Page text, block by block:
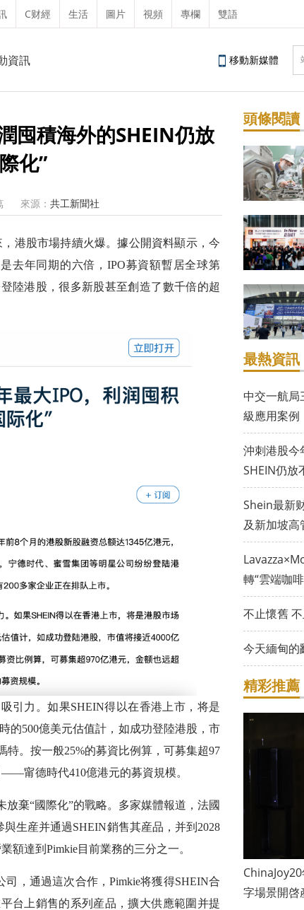
C财經 生活 圖片 視頻 專欄 雙語
資訊 移動新媒體
囤積海外的SHEIN仍放
化”
來源： 共工新聞社
港股市場持續火爆。據公開資料顯示，今
去年同期的六倍，IPO募資額暫居全球第
陸港股，很多新股甚至創造了數千倍的超
引力。如果SHEIN得以在香港上市，将是
的500億美元估值計，如成功登陸港股，市
。按一般25%的募資比例算，可募集超97
甯德時代410億港元的募資規模。
棄“國際化”的戰略。多家媒體報道，法國
生産并通過SHEIN銷售其産品，并到2028
額達到Pimkie目前業務的三分之一。
，通過這次合作，Pimkie将獲得SHEIN合
台上銷售的系列産品，擴大供應範圍并提
頭條閱讀
最熱資訊
中交一航
級應用案例
沖刺港股今
SHEIN仍放
Shein最新
及新加坡高
轉“雲端咖
不止懷舊
今天緬甸的
精彩推薦
字場景開啓